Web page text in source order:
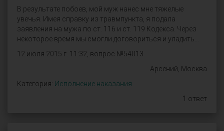
В результате побоев, мой муж нанес мне тяжелые
увечья. Имея справку из травмпункта, я подала
заявления на мужа по ст. 116 и ст. 119 Кодекса. Через
некоторое время мы смогли договориться и уладить...
12 июля 2015 г. 11:32, вопрос №54013
Арсений, Москва
Категория: Исполнение наказания
1 ответ